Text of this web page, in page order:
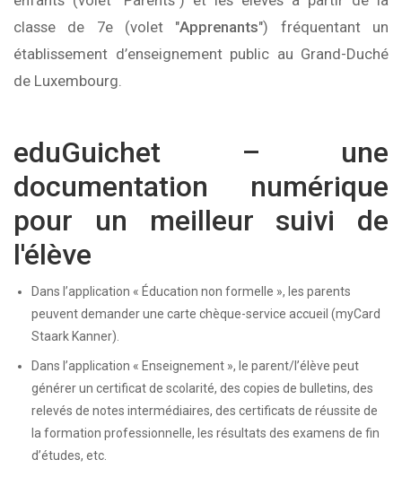
classe de 7e (volet "Apprenants") fréquentant un
établissement d’enseignement public au Grand-Duché
de Luxembourg.
eduGuichet – une
documentation numérique
pour un meilleur suivi de
l'élève
Dans l’application « Éducation non formelle », les parents
peuvent demander une carte chèque-service accueil (myCard
Staark Kanner).
Dans l’application « Enseignement », le parent/l’élève peut
générer un certificat de scolarité, des copies de bulletins, des
relevés de notes intermédiaires, des certificats de réussite de
la formation professionnelle, les résultats des examens de fin
d’études, etc.